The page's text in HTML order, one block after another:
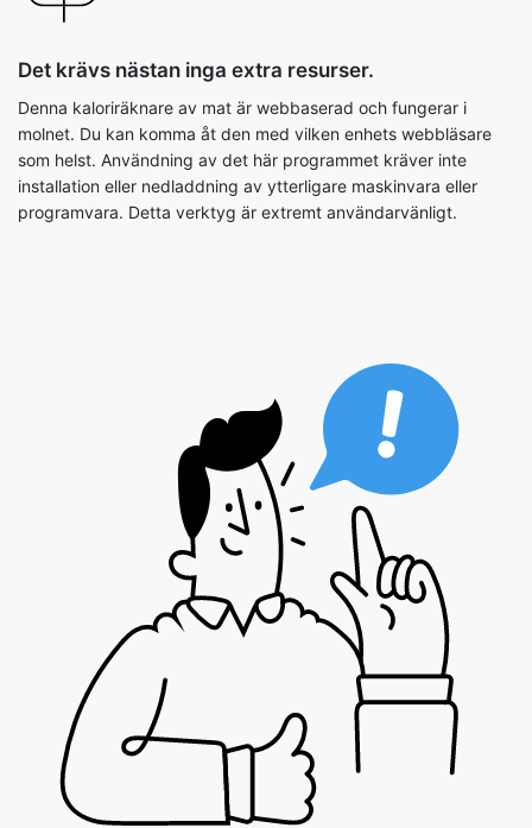
Det krävs nästan inga extra resurser.
Denna kaloriräknare av mat är webbaserad och fungerar i
molnet. Du kan komma åt den med vilken enhets webbläsare
som helst. Användning av det här programmet kräver inte
installation eller nedladdning av ytterligare maskinvara eller
programvara. Detta verktyg är extremt användarvänligt.